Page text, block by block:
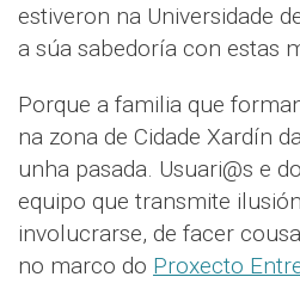
estiveron na Universidade
a súa sabedoría con estas
Porque a familia que
na zona de Cidade Xardín
unha pasada. Usuari@s e
equipo que transmite
involucrarse, de facer
no marco do Proxecto